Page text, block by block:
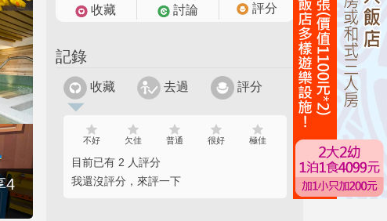
4
收藏 討論 評分
記錄
收藏 去過 評分
不好 欠佳 普通 很好 極佳
目前已有 2 人評分
我還沒評分，來評一下